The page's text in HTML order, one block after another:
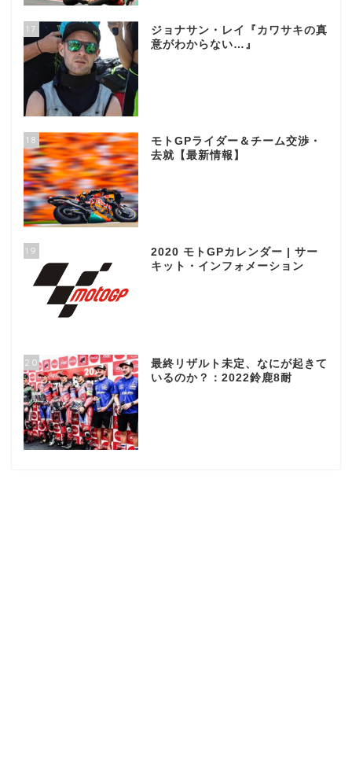
17
ジョナサン・レイ『カワサキの真
意がわからない…』
18
モトGPライダー＆チーム交渉・
去就【最新情報】
19
2020 モトGPカレンダー | サー
キット・インフォメーション
20
最終リザルト未定、なにが起きて
いるのか？：2022鈴鹿8耐